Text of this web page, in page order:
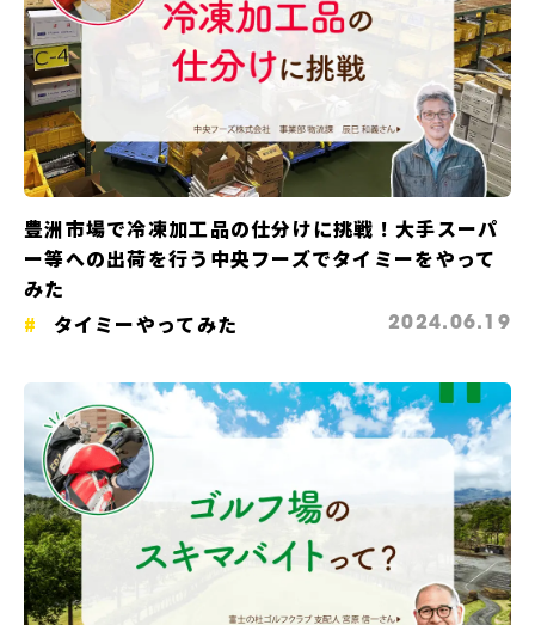
豊洲市場で冷凍加工品の仕分けに挑戦！大手スーパ
ー等への出荷を行う中央フーズでタイミーをやって
みた
タイミーやってみた
2024.06.19